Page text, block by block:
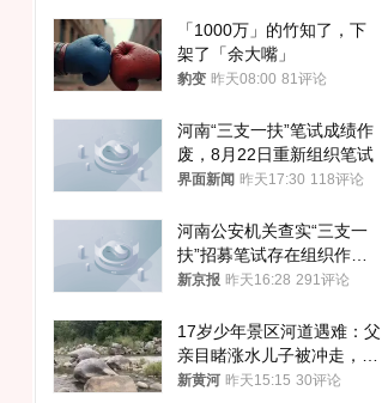
「1000万」的竹知了，下
架了「余大嘴」
豹变 昨天08:00 81评论
河南“三支一扶”笔试成绩作
废，8月22日重新组织笔试
界面新闻 昨天17:30 118评论
河南公安机关查实“三支一
扶”招募笔试存在组织作弊
犯罪行为
新京报 昨天16:28 291评论
17岁少年景区河道遇难：父
亲目睹涨水儿子被冲走，当
地排除上游泄洪，家属盼厘
新黄河 昨天15:15 30评论